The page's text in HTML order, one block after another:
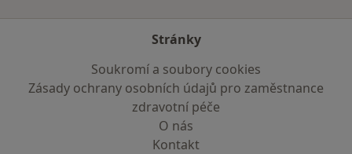
Stránky
Soukromí a soubory cookies
Zásady ochrany osobních údajů pro zaměstnance
zdravotní péče
O nás
Kontakt